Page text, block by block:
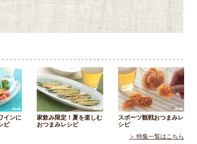
インに
ピ
家飲み限定！夏を楽しむ
おつまみレシピ
スポーツ観戦おつまみレ
シピ
＞ 特集一覧はこちら